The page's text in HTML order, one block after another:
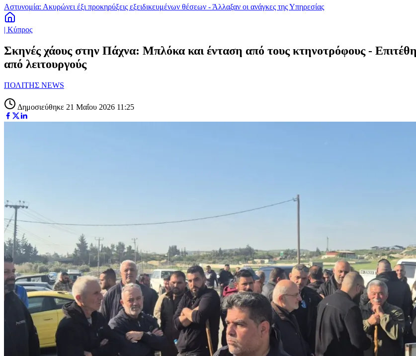
Αστυνομία: Ακυρώνει έξι προκηρύξεις εξειδικευμένων θέσεων - Άλλαξαν οι ανάγκες της Υπηρεσίας
| Κύπρος
Σκηνές χάους στην Πάχνα: Μπλόκα και ένταση από τους κτηνοτρόφους -
από λειτουργούς
ΠΟΛΙΤΗΣ NEWS
Δημοσιεύθηκε 21 Μαΐου 2026 11:25